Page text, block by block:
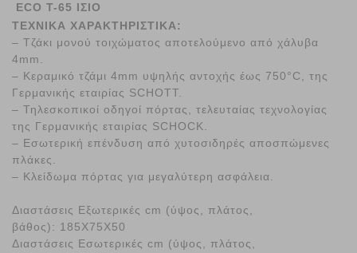
ECO Τ-65 ΙΣΙΟ
ΤΕΧΝΙΚΑ ΧΑΡΑΚΤΗΡΙΣΤΙΚΑ:
– Τζάκι μονού τοιχώματος αποτελούμενο από χάλυβα
4mm.
– Κεραμικό τζάμι 4mm υψηλής αντοχής έως 750°C, της
Γερμανικής εταιρίας SCHOTT.
– Τηλεσκοπικοί οδηγοί πόρτας, τελευταίας τεχνολογίας
της Γερμανικής εταιρίας SCHOCK.
– Εσωτερική επένδυση από χυτοσιδηρές αποσπώμενες
πλάκες.
– Κλείδωμα πόρτας για μεγαλύτερη ασφάλεια.
Διαστάσεις Εξωτερικές cm (ύψος, πλάτος,
βάθος): 185X75X50
Διαστάσεις Εσωτερικές cm (ύψος, πλάτος,